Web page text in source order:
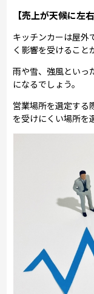
【売上が天候に左
キッチンカーは屋外
く影響を受けること
雨や雪、強風といっ
になるでしょう。
営業場所を選定する
を受けにくい場所を